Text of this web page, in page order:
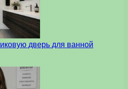
дверь для ванной